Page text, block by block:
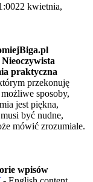
22 kwietnia,
praktyczna
przekonuję
sposoby,
jest piękna,
być nudne,
mówić zrozumiale.
wpisów